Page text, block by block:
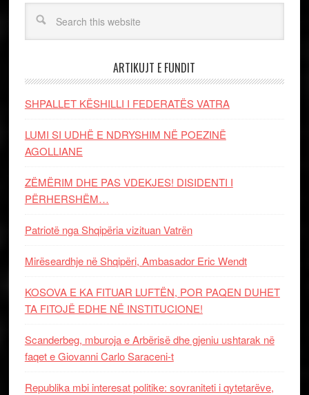
ARTIKUJT E FUNDIT
SHPALLET KËSHILLI I FEDERATËS VATRA
LUMI SI UDHË E NDRYSHIM NË POEZINË
AGOLLIANE
ZËMËRIM DHE PAS VDEKJES! DISIDENTI I
PËRHERSHËM…
Patriotë nga Shqipëria vizituan Vatrën
Mirëseardhje në Shqipëri, Ambasador Eric Wendt
KOSOVA E KA FITUAR LUFTËN, POR PAQEN DUHET
TA FITOJË EDHE NË INSTITUCIONE!
Scanderbeg, mburoja e Arbërisë dhe gjeniu ushtarak në
faqet e Giovanni Carlo Saraceni-t
Republika mbi interesat politike: sovraniteti i qytetarëve,